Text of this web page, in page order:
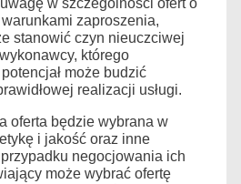
zaproszenia,
stanowić czyn nieuczciwej
którego
może budzić
realizacji usługi.
oferta będzie wybrana w
i jakość oraz inne
negocjowania ich
może wybrać ofertę